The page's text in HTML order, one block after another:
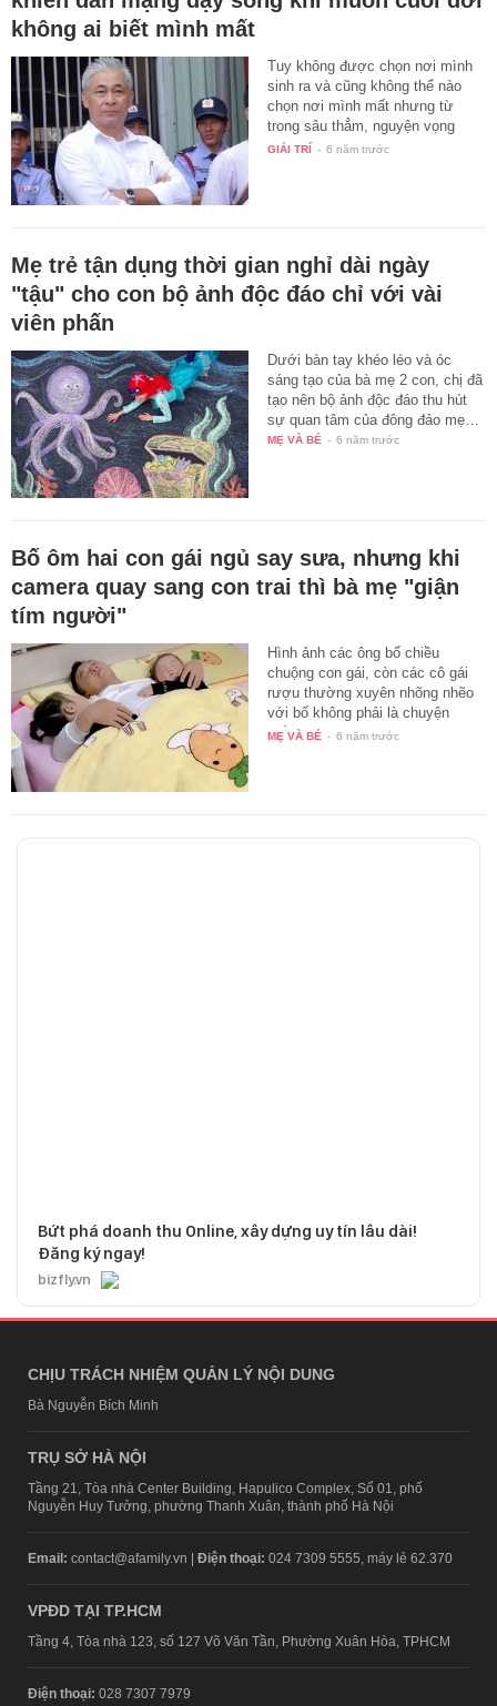
không ai biết mình mất
Tuy không được chọn nơi mình
sinh ra và cũng không thể nào
chọn nơi mình mất nhưng từ
trong sâu thẳm, nguyện vọng
lớn…
GIẢI TRÍ - 6 năm trước
Mẹ trẻ tận dụng thời gian nghỉ dài ngày
"tậu" cho con bộ ảnh độc đáo chỉ với vài
viên phấn
Dưới bàn tay khéo léo và óc
sáng tạo của bà mẹ 2 con, chị đã
tạo nên bộ ảnh độc đáo thu hút
sự quan tâm của đông đảo mẹ…
MẸ VÀ BÉ - 6 năm trước
Bố ôm hai con gái ngủ say sưa, nhưng khi
camera quay sang con trai thì bà mẹ "giận
tím người"
Hình ảnh các ông bố chiều
chuộng con gái, còn các cô gái
rượu thường xuyên nhõng nhẽo
với bố không phải là chuyện
hiếm…
MẸ VÀ BÉ - 6 năm trước
Bứt phá doanh thu Online, xây dựng uy tín lâu dài!
Đăng ký ngay!
bizfly.vn
CHỊU TRÁCH NHIỆM QUẢN LÝ NỘI DUNG
Bà Nguyễn Bích Minh
TRỤ SỞ HÀ NỘI
Tầng 21, Tòa nhà Center Building, Hapulico Complex, Số 01, phố
Nguyễn Huy Tưởng, phường Thanh Xuân, thành phố Hà Nội
Email: contact@afamily.vn | Điện thoại: 024 7309 5555, máy lẻ 62.370
VPĐD TẠI TP.HCM
Tầng 4, Tòa nhà 123, số 127 Võ Văn Tần, Phường Xuân Hòa, TPHCM
Điện thoại: 028 7307 7979